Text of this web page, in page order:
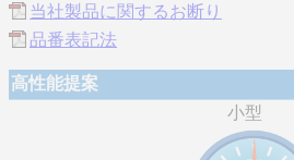
当社製品に関するお断り
品番表記法
高性能提案
小型